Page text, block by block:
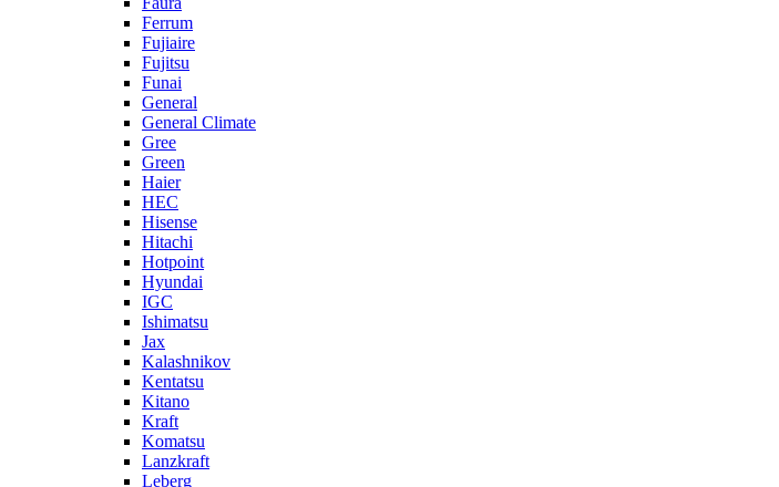
Ferrum
Fujiaire
Fujitsu
Funai
General
General Climate
Gree
Green
Haier
HEC
Hisense
Hitachi
Hotpoint
Hyundai
IGC
Ishimatsu
Jax
Kalashnikov
Kentatsu
Kitano
Kraft
Komatsu
Lanzkraft
Leberg